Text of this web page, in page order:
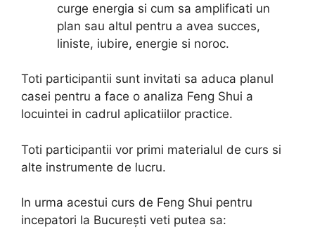
curge energia si cum sa amplificati un
plan sau altul pentru a avea succes,
liniste, iubire, energie si noroc.
Toti participantii sunt invitati sa aduca planul
casei pentru a face o analiza Feng Shui a
locuintei in cadrul aplicatiilor practice.
Toti participantii vor primi materialul de curs si
alte instrumente de lucru.
In urma acestui curs de Feng Shui pentru
incepatori la București veti putea sa: